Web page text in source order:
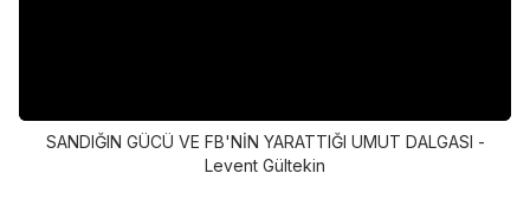
SANDIĞIN GÜCÜ VE FB'NİN YARATTIĞI UMUT DALGASI -
Levent Gültekin